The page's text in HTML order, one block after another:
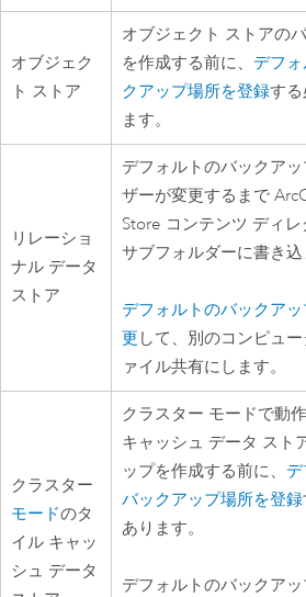
オブジェク
ト ストア
オブジェクト ストアの
を作成する前に、 デフ
クアップ場所を登録する
ます。
リレーショ
ナル データ
ストア
デフォルトのバックア
ザーが変更するまで
Store コンテンツ ディ
サブフォルダーに書き込
デフォルトのバックア
更 して、別のコンピュ
ァイル共有にします。
クラスター
モードのタ
イル キャッ
シュ データ
クラスター モードで動
キャッシュ データ スト
ップを作成する前に、
バックアップ場所を登録
あります。
デフォルトのバックア